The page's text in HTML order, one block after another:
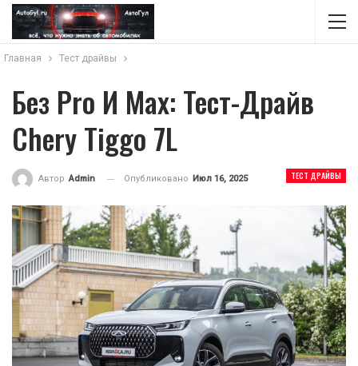
Главная Тест драйвы
Без Pro И Max: Тест-Драйв
Chery Tiggo 7L
ТЕСТ ДРАЙВЫ
Автор Admin Опубликовано Июл 16, 2025